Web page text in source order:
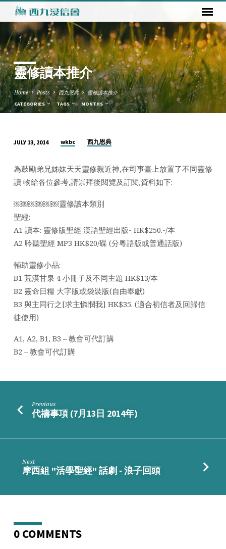
靈修讀本推介
Home Posts 西九恩典 靈修讀本推介
CATEGORIES TAGS MONTHS
修
讀
本
推
介
JULY 13, 2014 wkbc 西九恩典
為鼓勵弟兄姊妹天天靈修親近神,在司事臺上放置了不同靈修
讀 物給各位參考,請崇拜後閱覽及訂閱,資料如下:
￼￼￼￼￼￼靈修讀本類別
聖經:
A1 讀本: 靈修版聖經 漢語聖經出版- HK$250.-/本
A2 聆聽聖經 MP3 HK$20/碟 (分粵語版或普通話版)
輔助靈修小品:
B1 荒漠甘泉 4 小冊子及不同主題 HK$13/本
B2 靈命日糧 大字版或袋裝版(自由奉獻)
B3 與主同行之[求主憐憫我] HK$35. (適合初信者及回歸信
徒使用)
A1, A2, B1, B3 – 教會可代訂購
B2 – 教會可代訂購
Previous
代禱事項 (7月13日 2014年)
Next
摩西組 "活學聖經" 話劇 - 浪子回頭
0 COMMENTS